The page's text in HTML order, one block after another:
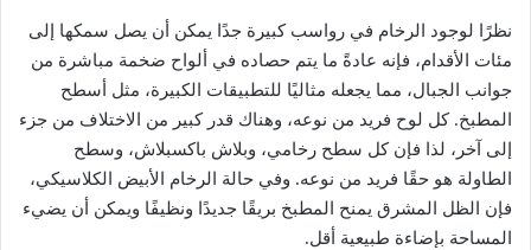
نظرًا لوجود الرخام في رواسب كبيرة جدًا يمكن أن يصل سمكها إلى
مئات الأقدام، فإنه عادةً ما يتم حصاده في ألواح ضخمة مباشرة من
جوانب الجبال، مما يجعله مثاليًا للتطبيقات الكبيرة، مثل أسطح
المطبخ. كل لوح فريد من نوعه، وهناك قدر كبير من الاختلاف من جزء
إلى آخر، لذا فإن كل سطح رخامي، وبلاش باكسبلاش، وسطح
الطاولة هو حقًا فريد من نوعه. وفي حالة الرخام الأبيض الكلاسيكي،
فإن الظل المشرق يمنح المطبخ بريقًا جديدًا ونظيفًا ويمكن أن يضيء
المساحة بإضاءة طبيعية أقل.